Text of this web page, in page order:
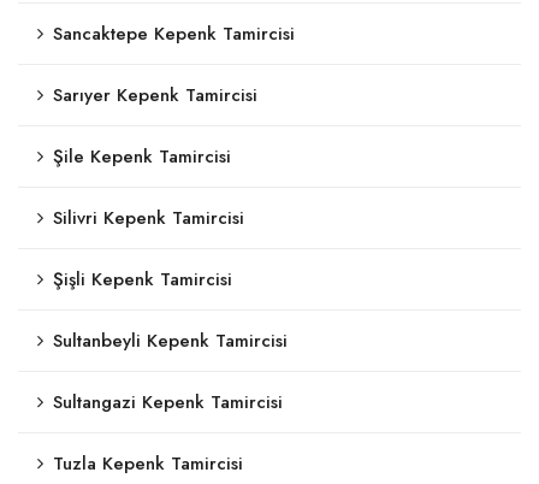
Sancaktepe Kepenk Tamircisi
Sarıyer Kepenk Tamircisi
Şile Kepenk Tamircisi
Silivri Kepenk Tamircisi
Şişli Kepenk Tamircisi
Sultanbeyli Kepenk Tamircisi
Sultangazi Kepenk Tamircisi
Tuzla Kepenk Tamircisi